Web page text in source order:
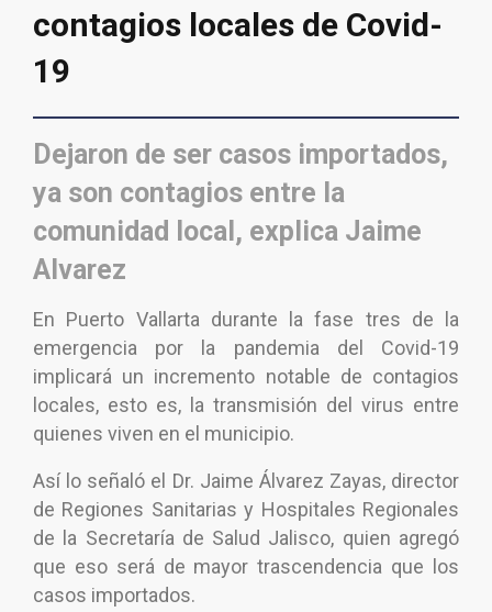
contagios locales de Covid-
19
Dejaron de ser casos importados,
ya son contagios entre la
comunidad local, explica Jaime
Alvarez
En Puerto Vallarta durante la fase tres de la
emergencia por la pandemia del Covid-19
implicará un incremento notable de contagios
locales, esto es, la transmisión del virus entre
quienes viven en el municipio.
Así lo señaló el Dr. Jaime Álvarez Zayas, director
de Regiones Sanitarias y Hospitales Regionales
de la Secretaría de Salud Jalisco, quien agregó
que eso será de mayor trascendencia que los
casos importados.